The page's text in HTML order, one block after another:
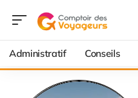
Administratif Conseils